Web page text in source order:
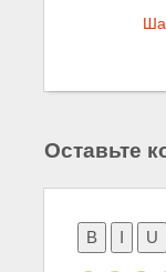
Оставьте
B I U